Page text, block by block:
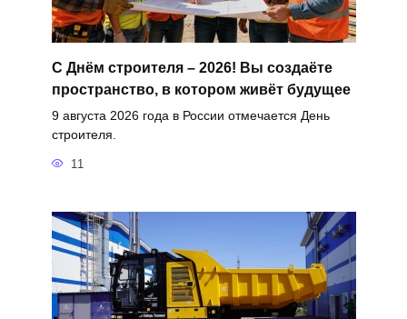
С Днём строителя – 2026! Вы создаёте
пространство, в котором живёт будущее
9 августа 2026 года в России отмечается День
строителя.
11